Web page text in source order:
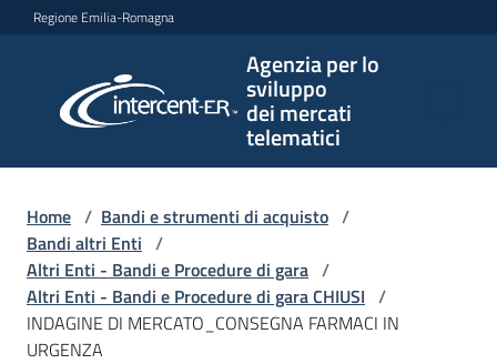
Vai al contenuto
Vai alla navigazione
Vai al footer
Regione Emilia-Romagna
Agenzia per lo
sviluppo
dei mercati
telematici
per lo
sviluppo
telematici
L'Agenzia
Home / Bandi e strumenti di acquisto /
Bandi altri Enti /
Altri Enti - Bandi e Procedure di gara /
Altri Enti - Bandi e Procedure di gara CHIUSI /
INDAGINE DI MERCATO_CONSEGNA FARMACI IN
URGENZA